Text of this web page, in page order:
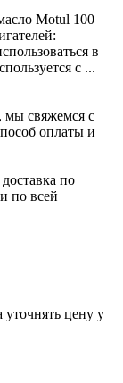
Motul 100
в
с ...
мы свяжемся с
оплаты и
по
по всей
уточнять цену у